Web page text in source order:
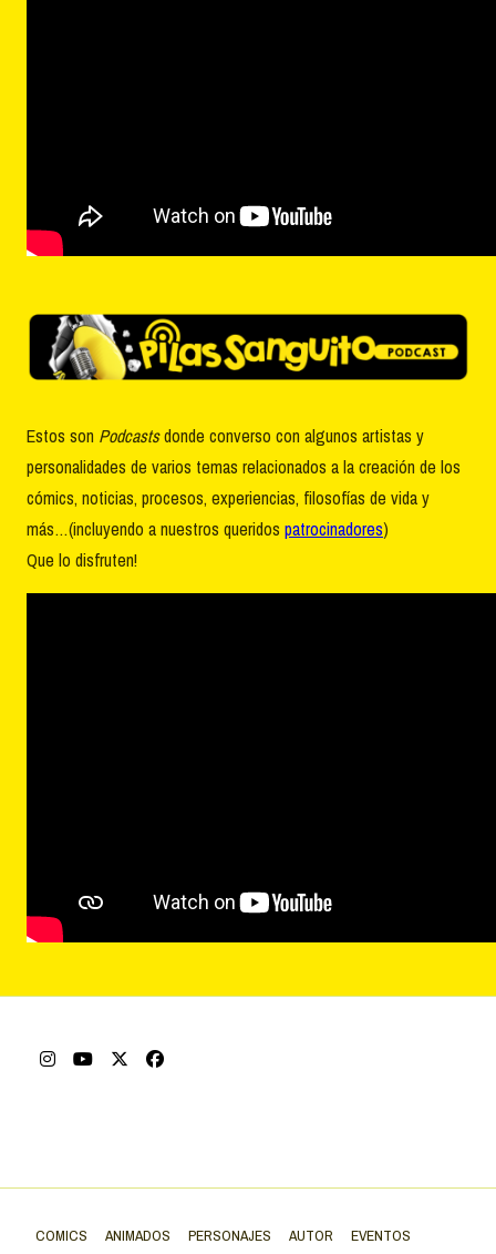
Estos son Podcastsdonde converso con algunos artistas y
personalidades de varios temas relacionados a la creación de los
cómics, noticias, procesos, experiencias, filosofías de vida y
más…(incluyendo a nuestros queridos patrocinadores)
Que lo disfruten!
COMICS ANIMADOS PERSONAJES AUTOR
EVENTOS